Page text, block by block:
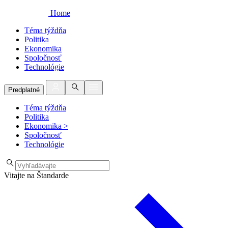
Home
Téma týždňa
Politika
Ekonomika
Spoločnosť
Technológie
Predplatné
Téma týždňa
Politika
Ekonomika >
Spoločnosť
Technológie
Vitajte na Štandarde